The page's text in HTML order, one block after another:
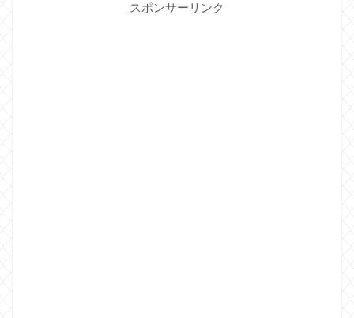
スポンサーリンク